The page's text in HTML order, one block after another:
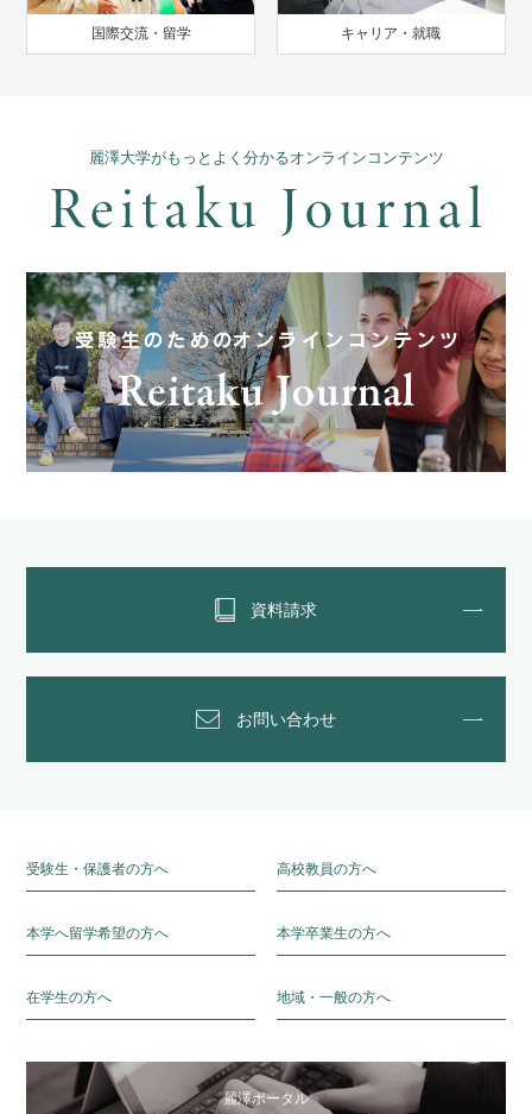
国際交流・留学 キャリア・就職
麗澤大学がもっとよく分かるオンラインコンテンツ
資料請求
お問い合わせ
受験生・保護者の方へ 高校教員の方へ
本学へ留学希望の方へ 本学卒業生の方へ
在学生の方へ 地域・一般の方へ
麗澤ポータル